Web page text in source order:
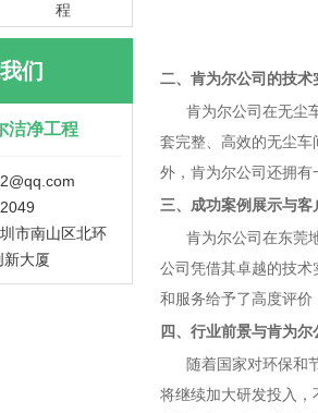
程
们
洁净工程
市南山区北环
新大厦
二、肯为尔公司的技术
肯为尔公司在无尘车
套完整、高效的无尘
外，肯为尔公司还拥有
三、成功案例展示与客
肯为尔公司在东莞地
公司凭借其卓越的技
和服务给予了高度评价
四、行业前景与肯为尔
随着国家对环保和节
将继续加大研发投入